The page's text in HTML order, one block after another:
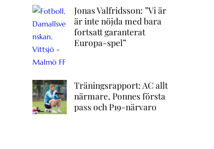
Jonas Valfridsson: ”Vi är
är inte nöjda med bara
fortsatt garanterat
Europa-spel”
Träningsrapport: AC allt
närmare, Ponnes första
pass och P19-närvaro